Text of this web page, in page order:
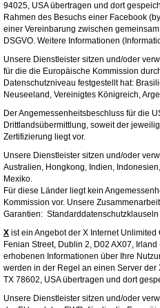
94025, USA übertragen und dort
Rahmen des Besuchs einer Facebook
einer Vereinbarung zwischen
DSGVO. Weitere Informationen
Unsere Dienstleister sitzen und/oder
für die die Europäische Kommission
Datenschutzniveau festgestellt hat:
Neuseeland, Vereinigtes Königreich,
Der Angemessenheitsbeschluss für die
Drittlandsübermittlung, soweit der
Zertifizierung liegt vor.
Unsere Dienstleister sitzen und/oder
Australien, Hongkong, Indien,
Mexiko.
Für diese Länder liegt kein
Kommission vor. Unsere
Garantien:
X ist ein Angebot der X Internet
Fenian Street, Dublin 2, D02 AX07, Irland
erhobenen Informationen über Ihre
werden in der Regel an einen Server der
TX 78602, USA übertragen und dort
Unsere Dienstleister sitzen und/oder